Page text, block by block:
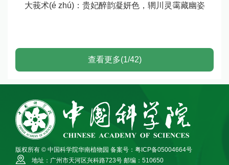
大莪术(é zhú)：贵妃醉韵凝妍色，辋川灵霭藏幽姿
查看更多(1/42)
版权所有 © 中国科学院华南植物园 备案号：粤ICP备05004664号
地址：广州市天河区兴科路723号 邮编：510650